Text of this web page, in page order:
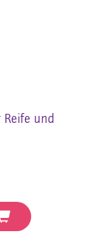
Reife und